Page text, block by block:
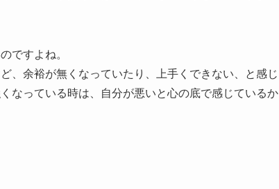
ですよね。
、余裕が無くなっていたり、上手くできない、と感じ
なっている時は、自分が悪いと心の底で感じているか